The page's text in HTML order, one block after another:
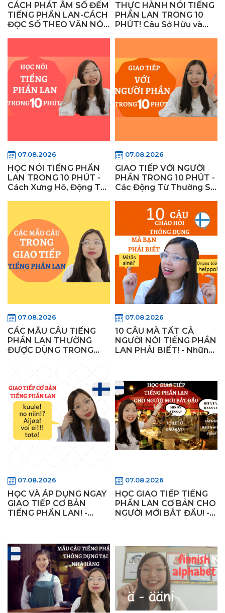
CÁCH PHÁT ÂM SỐ ĐẾM
TIẾNG PHẦN LAN-CÁCH
ĐỌC SỐ THEO VĂN NÓI-
THỰC HÀNH NÓI TIẾNG
PHẦN LAN TRONG 10
PHÚT! Câu Sở Hữu và
07.08.2026
HỌC NÓI TIẾNG PHẦN
LAN TRONG 10 PHÚT -
Cách Xưng Hô, Động Từ
07.08.2026
GIAO TIẾP VỚI NGƯỜI
PHẦN TRONG 10 PHÚT -
Các Động Từ Thường Sử
Tiếng Phần Lan!
07.08.2026
CÁC MẪU CÂU TIẾNG
PHẦN LAN THƯỜNG
ĐƯỢC DÙNG TRONG
Từ Thường Sử Dụng
07.08.2026
10 CÂU MÀ TẤT CẢ
NGƯỜI NÓI TIẾNG PHẦN
LAN PHẢI BIẾT! - Những
07.08.2026
HỌC VÀ ÁP DỤNG NGAY
GIAO TIẾP CƠ BẢN
TIẾNG PHẦN LAN! -
Phần
07.08.2026
HỌC GIAO TIẾP TIẾNG
PHẦN LAN CƠ BẢN CHO
NGƯỜI MỚI BẮT ĐẦU! -